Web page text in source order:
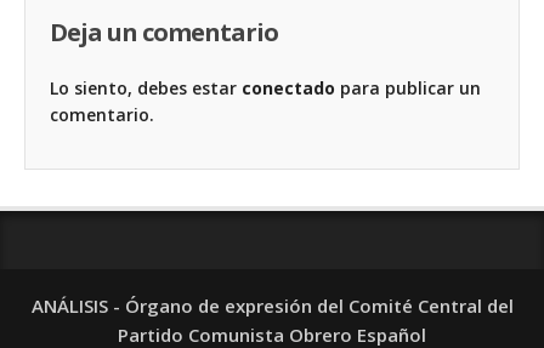
Deja un comentario
Lo siento, debes estar conectado para publicar un
comentario.
ANÁLISIS - Órgano de expresión del Comité Central del
Partido Comunista Obrero Español